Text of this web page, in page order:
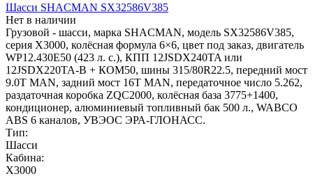
Шасси SHACMAN SX32586V385
Нет в наличии
Грузовой - шасси, марка SHACMAN, модель SX32586V385,
серия X3000, колёсная формула 6×6, цвет под заказ, двигатель
WP12.430E50 (423 л. с.), КПП 12JSDX240TA или
12JSDX220TA-B + КОМ50, шины 315/80R22.5, передний мост
9.0T MAN, задний мост 16T MAN, передаточное число 5.262,
раздаточная коробка ZQC2000, колёсная база 3775+1400,
кондиционер, алюминиевый топливный бак 500 л., WABCO
ABS 6 каналов, УВЭОС ЭРА-ГЛОНАСС.
Тип:
Шасси
Кабина:
X3000